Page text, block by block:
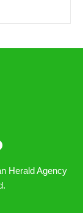
Herald Agency